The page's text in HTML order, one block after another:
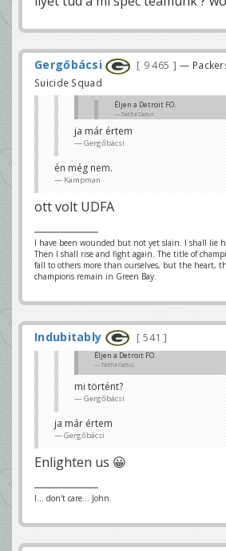
Gergőbácsi 9 465
—
Suicide Squad
Éljen a Detroit FO.
Tactful Cactus
mi történt?
Gergőbácsi
ja már értem
Gergőbácsi
én még nem.
Kampman
ott volt UDFA
I have been wounded but not yet slain. I shall lie
Then I shall rise and fight again. The title of
fall to others more than ourselves, but the heart,
champions remain in Green Bay.
Indubitably 541
Éljen a Detroit FO.
Tactful Cactus
mi történt?
Gergőbácsi
ja már értem
Gergőbácsi
Enlighten us 😀
I... don't care... John.